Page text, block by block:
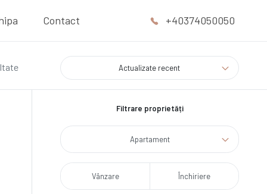
Contact +40374050050
Actualizate recent
Filtrare proprietăți
Apartament
Vânzare Închiriere